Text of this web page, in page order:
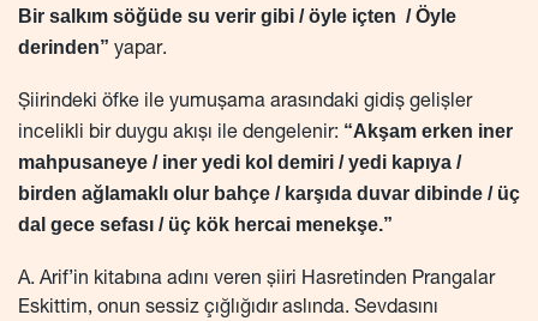
Bir salkım söğüde su verir gibi / öyle içten / Öyle
derinden” yapar.
Şiirindeki öfke ile yumuşama arasındaki gidiş gelişler
incelikli bir duygu akışı ile dengelenir: “Akşam erken iner
mahpusaneye / iner yedi kol demiri / yedi kapıya /
birden ağlamaklı olur bahçe / karşıda duvar dibinde / üç
dal gece sefası / üç kök hercai menekşe.”
A. Arif’in kitabına adını veren şiiri Hasretinden Prangalar
Eskittim, onun sessiz çığlığıdır aslında. Sevdasını